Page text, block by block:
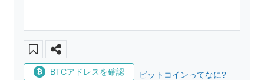
BTCアドレスを確認 ビットコインってなに?